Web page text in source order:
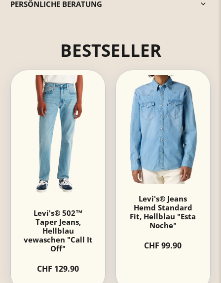
PERSÖNLICHE BERATUNG
BESTSELLER
Levi's® 502™
Taper Jeans,
Hellblau
vewaschen "Call It
Off"
CHF 129.90
Levi's® Jeans
Hemd Standard
Fit, Hellblau "Esta
Noche"
CHF 99.90